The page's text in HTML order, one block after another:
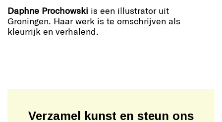
Daphne Prochowski is een illustrator uit
Groningen. Haar werk is te omschrijven als
kleurrijk en verhalend.
Verzamel kunst en steun ons